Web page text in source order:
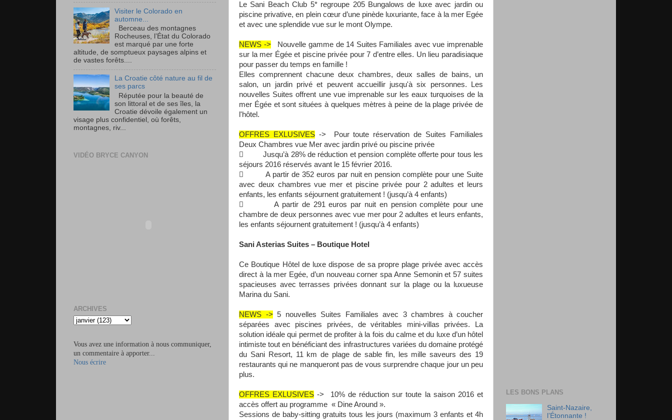
Le Sani Beach Club 5* regroupe 205 Bungalows de luxe avec jardin ou
piscine privative, en plein cœur d’une pinède luxuriante, face à la mer Egée
et avec une splendide vue sur le mont Olympe.
NEWS -> Nouvelle gamme de 14 Suites Familiales avec vue imprenable
sur la mer Égée et piscine privée pour 7 d’entre elles. Un lieu paradisiaque
pour passer du temps en famille !
Elles comprennent chacune deux chambres, deux salles de bains, un
salon, un jardin privé et peuvent accueillir jusqu'à six personnes. Les
nouvelles Suites offrent une vue imprenable sur les eaux turquoises de la
mer Égée et sont situées à quelques mètres à peine de la plage privée de
l'hôtel.
OFFRES EXLUSIVES-> Pour toute réservation de Suites Familiales
Deux Chambres vue Mer avec jardin privé ou piscine privée
 Jusqu’à 28% de réduction et pension complète offerte pour tous les
séjours 2016 réservés avant le 15 février 2016.
 A partir de 352 euros par nuit en pension complète pour une Suite
avec deux chambres vue mer et piscine privée pour 2 adultes et leurs
enfants, les enfants séjournent gratuitement ! (jusqu’à 4 enfants)
 A partir de 291 euros par nuit en pension complète pour une
chambre de deux personnes avec vue mer pour 2 adultes et leurs enfants,
les enfants séjournent gratuitement ! (jusqu’à 4 enfants)
Sani Asterias Suites – Boutique Hotel
Ce Boutique Hôtel de luxe dispose de sa propre plage privée avec accès
direct à la mer Egée, d’un nouveau corner spa Anne Semonin et 57 suites
spacieuses avec terrasses privées donnant sur la plage ou la luxueuse
Marina du Sani.
NEWS -> 5 nouvelles Suites Familiales avec 3 chambres à coucher
séparées avec piscines privées, de véritables mini-villas privées. La
solution idéale qui permet de profiter à la fois du calme et du luxe d’un hôtel
intimiste tout en bénéficiant des infrastructures variées du domaine protégé
du Sani Resort, 11 km de plage de sable fin, les mille saveurs des 19
restaurants qui ne manqueront pas de vous surprendre chaque jour un peu
plus.
OFFRES EXLUSIVES -> 10% de réduction sur toute la saison 2016 et
accès offert au programme « Dine Around ».
Sessions de baby-sitting gratuits tous les jours (maximum 3 enfants et 4h
Visiter le Colorado en
automne...
Berceau des montagnes
Rocheuses, l’État du Colorado
est marqué par une forte
altitude, de somptueux paysages alpins et
de vastes forêts....
La Croatie côté nature au fil de
ses parcs
Réputée pour la beauté de
son littoral et de ses îles, la
Croatie dévoile également un
visage plus confidentiel, où forêts,
montagnes, riv...
VIDÉO BRYCE CANYON
ARCHIVES
Vous avez une information à nous communiquer,
un commentaire à apporter...
Nous écrire
LES BONS PLANS
Saint-Nazaire,
l’Étonnante !